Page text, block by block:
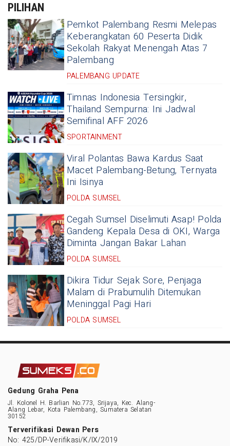
PILIHAN
Pemkot Palembang Resmi Melepas
Keberangkatan 60 Peserta Didik
Sekolah Rakyat Menengah Atas 7
Palembang
PALEMBANG UPDATE
Timnas Indonesia Tersingkir,
Thailand Sempurna: Ini Jadwal
Semifinal AFF 2026
SPORTAINMENT
Viral Polantas Bawa Kardus Saat
Macet Palembang-Betung, Ternyata
Ini Isinya
POLDA SUMSEL
Cegah Sumsel Diselimuti Asap! Polda
Gandeng Kepala Desa di OKI, Warga
Diminta Jangan Bakar Lahan
POLDA SUMSEL
Dikira Tidur Sejak Sore, Penjaga
Malam di Prabumulih Ditemukan
Meninggal Pagi Hari
POLDA SUMSEL
Gedung Graha Pena
Jl. Kolonel H. Barlian No.773, Srijaya, Kec. Alang-
Alang Lebar, Kota Palembang, Sumatera Selatan
30152
Terverifikasi Dewan Pers
No: 425/DP-Verifikasi/K/IX/2019